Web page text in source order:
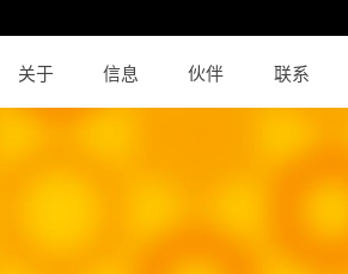
关于 信息 伙伴 联系